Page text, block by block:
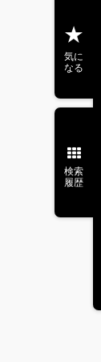
気に
なる
検索
履歴